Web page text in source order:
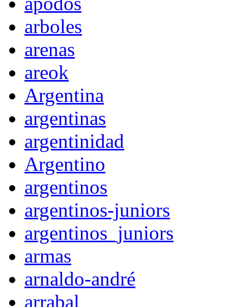
arboles
arenas
areok
Argentina
argentinas
argentinidad
Argentino
argentinos
argentinos-juniors
argentinos_juniors
armas
arnaldo-andré
arrabal